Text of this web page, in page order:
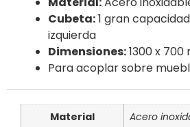
Cubeta:1 gran
izquierda
Dimensiones:1300 x 700
Para acoplar sobre
Material Acero